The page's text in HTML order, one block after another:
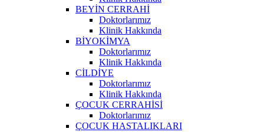
BEYİN CERRAHİ
Doktorlarımız
Klinik Hakkında
BİYOKİMYA
Doktorlarımız
Klinik Hakkında
CİLDİYE
Doktorlarımız
Klinik Hakkında
ÇOCUK CERRAHİSİ
Doktorlarımız
ÇOCUK HASTALIKLARI